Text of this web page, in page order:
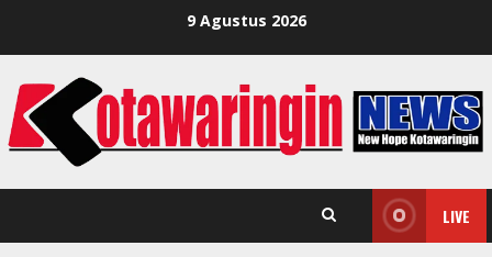
9 Agustus 2026
LIVE